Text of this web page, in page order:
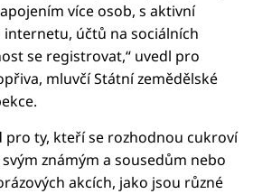
více osob, s aktivní
účtů na sociálních
se registrovat,“ uvedl pro
mluvčí Státní zemědělské
pro ty, kteří se rozhodnou cukroví
známým a sousedům nebo
akcích, jako jsou různé